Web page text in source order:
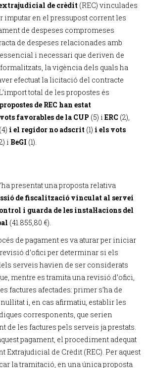
de crèdit (REC) vinculades
imputar en el pressupost corrent les
de despeses compromeses
de despeses relacionades amb
i necessari que deriven de
la vigència dels quals ha
efectuat la licitació del contracte
total de les propostes és
de REC han estat
vots favorables de la CUP (5) i ERC (2),
(4) i el regidor no adscrit (1) i els vots
i BeGI (1).
presentat una proposta relativa
de fiscalització vinculat al servei
i guarda de les instal·lacions del
(41.855,80 €).
de pagament es va aturar per iniciar
d’ofici per determinar si els
serveis havien de ser considerats
mentre es tramita una revisió d’ofici,
factures afectades: primer s’ha de
i, en cas afirmatiu, establir les
corresponents, que serien
de les factures pels serveis ja prestats.
pagament, el procediment adequat
Extrajudicial de Crèdit (REC). Per aquest
la tramitació, en una única proposta